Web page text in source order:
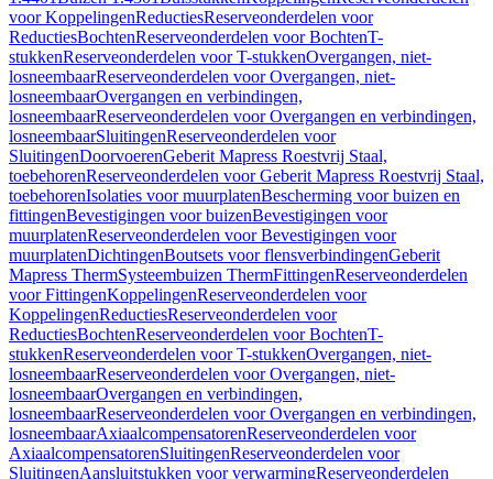
voor KoppelingenReductiesReserveonderdelen voor
ReductiesBochtenReserveonderdelen voor BochtenT-
stukkenReserveonderdelen voor T-stukkenOvergangen, niet-
losneembaarReserveonderdelen voor Overgangen, niet-
losneembaarOvergangen en verbindingen,
losneembaarReserveonderdelen voor Overgangen en verbindingen,
losneembaarSluitingenReserveonderdelen voor
SluitingenDoorvoerenGeberit Mapress Roestvrij Staal,
toebehorenReserveonderdelen voor Geberit Mapress Roestvrij Staal,
toebehorenIsolaties voor muurplatenBescherming voor buizen en
fittingenBevestigingen voor buizenBevestigingen voor
muurplatenReserveonderdelen voor Bevestigingen voor
muurplatenDichtingenBoutsets voor flensverbindingenGeberit
Mapress ThermSysteembuizen ThermFittingenReserveonderdelen
voor FittingenKoppelingenReserveonderdelen voor
KoppelingenReductiesReserveonderdelen voor
ReductiesBochtenReserveonderdelen voor BochtenT-
stukkenReserveonderdelen voor T-stukkenOvergangen, niet-
losneembaarReserveonderdelen voor Overgangen, niet-
losneembaarOvergangen en verbindingen,
losneembaarReserveonderdelen voor Overgangen en verbindingen,
losneembaarAxiaalcompensatorenReserveonderdelen voor
AxiaalcompensatorenSluitingenReserveonderdelen voor
SluitingenAansluitstukken voor verwarmingReserveonderdelen